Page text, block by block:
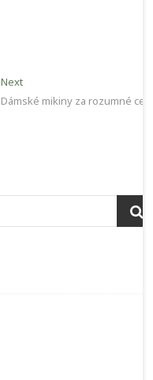
NextNext
post:
Dámské mikiny za rozumné